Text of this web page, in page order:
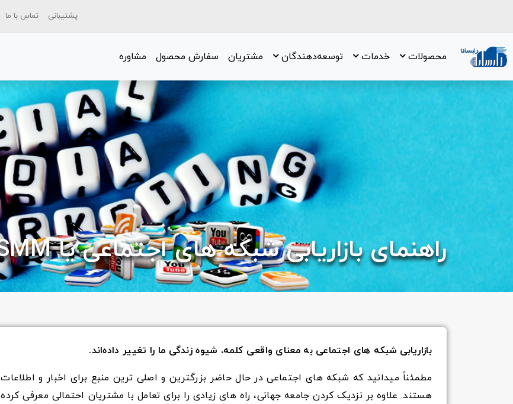
پشتیبانی تماس با ما
محصولات خدمات توسعه‌دهندگان مشتریان سفارش محصول مشاوره
راهنمای بازاریابی شبکه های اجتماعی یا SMM
بازاریابی شبکه های اجتماعی به معنای واقعی کلمه، شیوه زندگی ما را تغییر داده‌اند.
مطمئناً میدانید که شبکه های اجتماعی در حال حاضر بزرگترین و اصلی ترین منبع برای اخبار و اطلاعات
هستند. علاوه بر نزدیک کردن جامعه جهانی، راه های زیادی را برای تعامل با مشتریان احتمالی معرفی کرده